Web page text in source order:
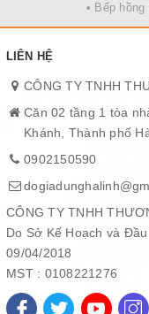
Quai núm nồi bằng
Quai và núm cầm được
nhiệt tốt. Bạn sẽ rất dễ
trình sử dụng mà không
được tán đinh mang lại
• Bếp
LIÊN HỆ
CÔNG TY TNHH
Căn 02 tầng 1 tòa
Khánh, Thành phố
0902150590
CÔNG TY TNHH
Do Sở Kế Hoạch và
09/04/2018
MST : 0108221276